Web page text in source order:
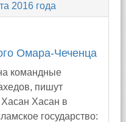
2016 года
Омара-Чеченца
командные
пишут
Хасан в
государство: